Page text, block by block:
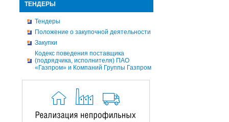
ТЕНДЕРЫ
Тендеры
Положение о закупочной деятельности
Закупки
Кодекс поведения поставщика
(подрядчика, исполнителя) ПАО
«Газпром» и Компаний Группы Газпром